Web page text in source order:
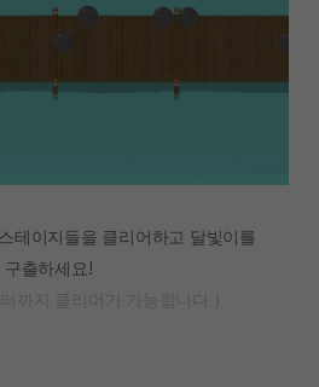
테이지들을 클리어하고 달빛이를
구출하세요!